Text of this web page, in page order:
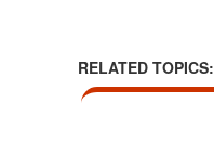
RELATED TOPICS: